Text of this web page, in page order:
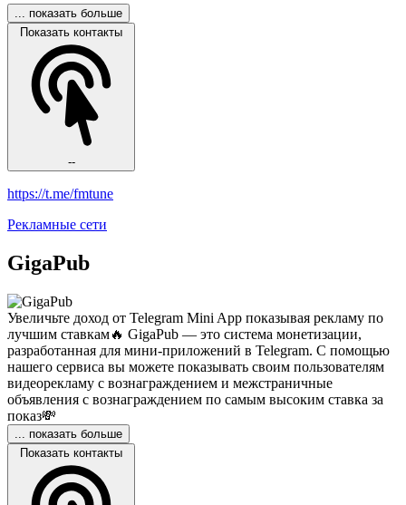
... показать больше
Показать контакты
--
https://t.me/fmtune
Рекламные сети
GigaPub
Увеличьте доход от Telegram Mini App показывая рекламу по
лучшим ставкам🔥 GigaPub — это система монетизации,
разработанная для мини-приложений в Telegram. С помощью
нашего сервиса вы можете показывать своим пользователям
видеорекламу с вознаграждением и межстраничные
объявления с вознаграждением по самым высоким ставка за
показ💸
... показать больше
Показать контакты